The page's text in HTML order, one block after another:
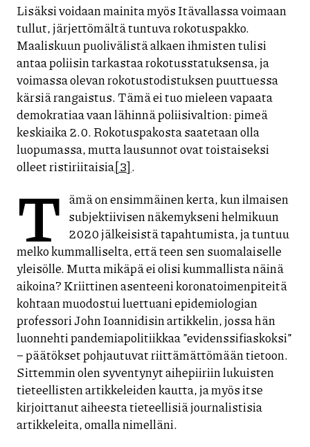
Lisäksi voidaan mainita myös Itävallassa voimaan
tullut, järjettömältä tuntuva rokotuspakko.
Maaliskuun puolivälistä alkaen ihmisten tulisi
antaa poliisin tarkastaa rokotusstatuksensa, ja
voimassa olevan rokotustodistuksen puuttuessa
kärsiä rangaistus. Tämä ei tuo mieleen vapaata
demokratiaa vaan lähinnä poliisivaltion: pimeä
keskiaika 2.0. Rokotuspakosta saatetaan olla
luopumassa, mutta lausunnot ovat toistaiseksi
olleet ristiriitaisia[3].
T ämä on ensimmäinen kerta, kun ilmaisen
subjektiivisen näkemykseni helmikuun
2020 jälkeisistä tapahtumista, ja tuntuu
melko kummalliselta, että teen sen suomalaiselle
yleisölle. Mutta mikäpä ei olisi kummallista näinä
aikoina? Kriittinen asenteeni koronatoimenpiteitä
kohtaan muodostui luettuani epidemiologian
professori John Ioannidisin artikkelin, jossa hän
luonnehti pandemiapolitiikkaa ”evidenssifiaskoksi”
– päätökset pohjautuvat riittämättömään tietoon.
Sittemmin olen syventynyt aihepiiriin lukuisten
tieteellisten artikkeleiden kautta, ja myös itse
kirjoittanut aiheesta tieteellisiä journalistisia
artikkeleita, omalla nimelläni.